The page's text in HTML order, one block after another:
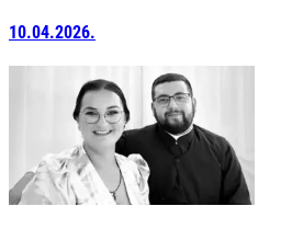
10.04.2026.